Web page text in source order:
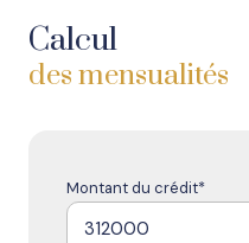
Calcul
des mensualités
Montant du crédit*